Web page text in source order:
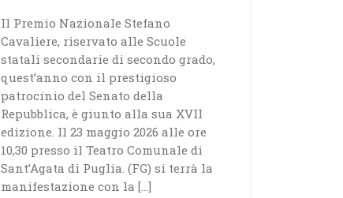
Il Premio Nazionale Stefano
Cavaliere, riservato alle Scuole
statali secondarie di secondo grado,
quest’anno con il prestigioso
patrocinio del Senato della
Repubblica, è giunto alla sua XVII
edizione. Il 23 maggio 2026 alle ore
10,30 presso il Teatro Comunale di
Sant’Agata di Puglia. (FG) si terrà la
manifestazione con la […]